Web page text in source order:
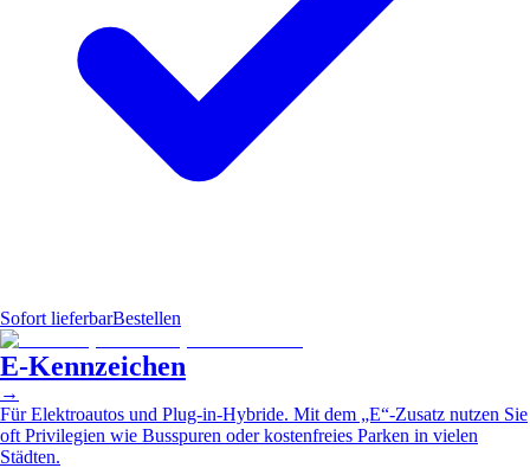
Sofort lieferbarBestellen
E-Kennzeichen
→
Für Elektroautos und Plug-in-Hybride. Mit dem „E“-Zusatz nutzen Sie
oft Privilegien wie Busspuren oder kostenfreies Parken in vielen
Städten.